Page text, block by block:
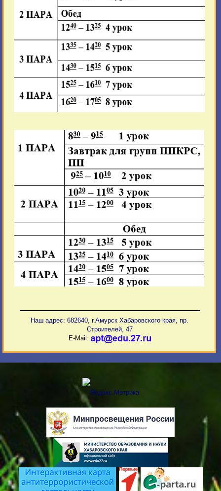
Наш адрес: 682640, г.Амурск Хабаровского края, пр.
Строителей, 47
E-Mail: